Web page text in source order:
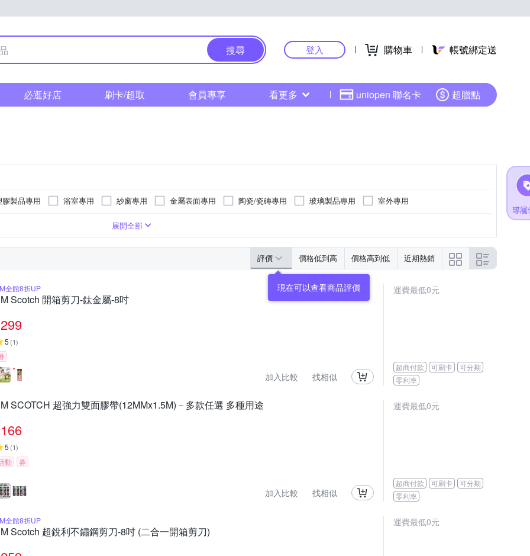
搜尋 登入 購物車 帳號綁定送
必逛好店 刷卡/超取 會員專享 看更多 uniopen 聯名卡 超贈點
膠製品專用 浴室專用 紗窗專用 金屬表面專用 陶瓷/瓷磚專用 玻璃製品專用
室外專用
展開全部
評價 價格低到高 價格高到低 近期熱銷
全館8折UP
Scotch 開箱剪刀-鈦金屬-8吋
299
5 (1)
加入比較 找相似
運費最低0元
超商付款 可刷卡
可分期
零利率
SCOTCH 超強力雙面膠帶(12MMx1.5M)－多款任選 多種用途
166
5 (1)
動 券
加入比較 找相似
運費最低0元
超商付款 可刷卡
可分期
零利率
全館8折UP
Scotch 超銳利不鏽鋼剪刀-8吋 (二合一開箱剪刀)
運費最低0元